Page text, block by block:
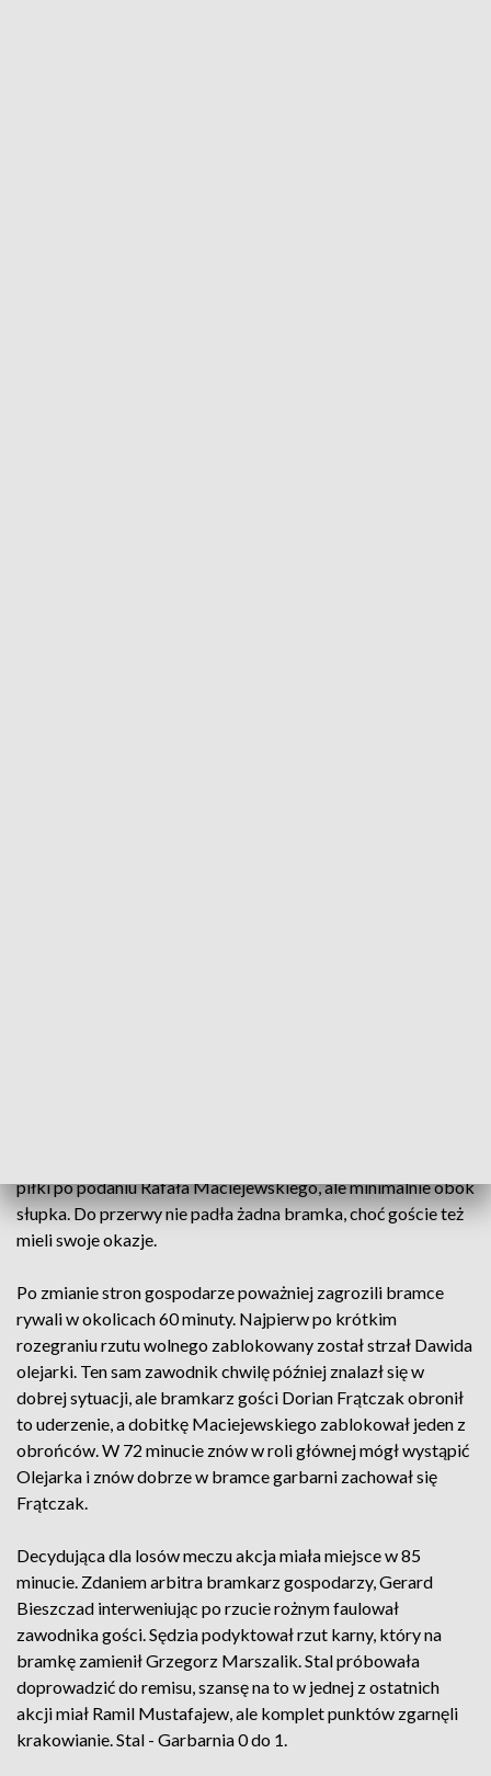
piłki po podaniu Rafała Maciejewskiego, ale minimalnie obok
słupka. Do przerwy nie padła żadna bramka, choć goście też
mieli swoje okazje.
Po zmianie stron gospodarze poważniej zagrozili bramce
rywali w okolicach 60 minuty. Najpierw po krótkim
rozegraniu rzutu wolnego zablokowany został strzał Dawida
olejarki. Ten sam zawodnik chwilę później znalazł się w
dobrej sytuacji, ale bramkarz gości Dorian Frątczak obronił
to uderzenie, a dobitkę Maciejewskiego zablokował jeden z
obrońców. W 72 minucie znów w roli głównej mógł wystąpić
Olejarka i znów dobrze w bramce garbarni zachował się
Frątczak.
Decydująca dla losów meczu akcja miała miejsce w 85
minucie. Zdaniem arbitra bramkarz gospodarzy, Gerard
Bieszczad interweniując po rzucie rożnym faulował
zawodnika gości. Sędzia podyktował rzut karny, który na
bramkę zamienił Grzegorz Marszalik. Stal próbowała
doprowadzić do remisu, szansę na to w jednej z ostatnich
akcji miał Ramil Mustafajew, ale komplet punktów zgarnęli
krakowianie. Stal - Garbarnia 0 do 1.